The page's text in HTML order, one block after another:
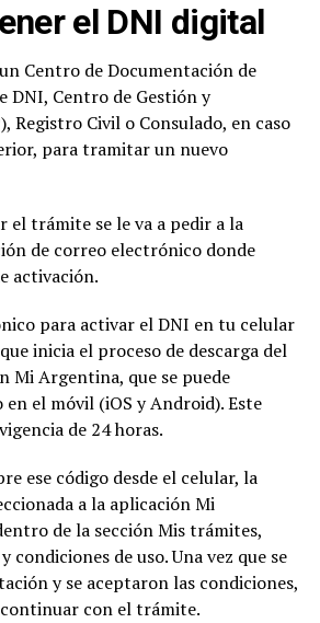
el DNI digital
Centro de Documentación de
DNI, Centro de Gestión y
Registro Civil o Consulado, en caso
para tramitar un nuevo
el trámite se le va a pedir a la
de correo electrónico donde
activación.
para activar el DNI en tu celular
inicia el proceso de descarga del
Mi Argentina, que se puede
en el móvil (iOS y Android). Este
de 24 horas.
ese código desde el celular, la
a la aplicación Mi
de la sección Mis trámites,
condiciones de uso. Una vez que se
y se aceptaron las condiciones,
con el trámite.